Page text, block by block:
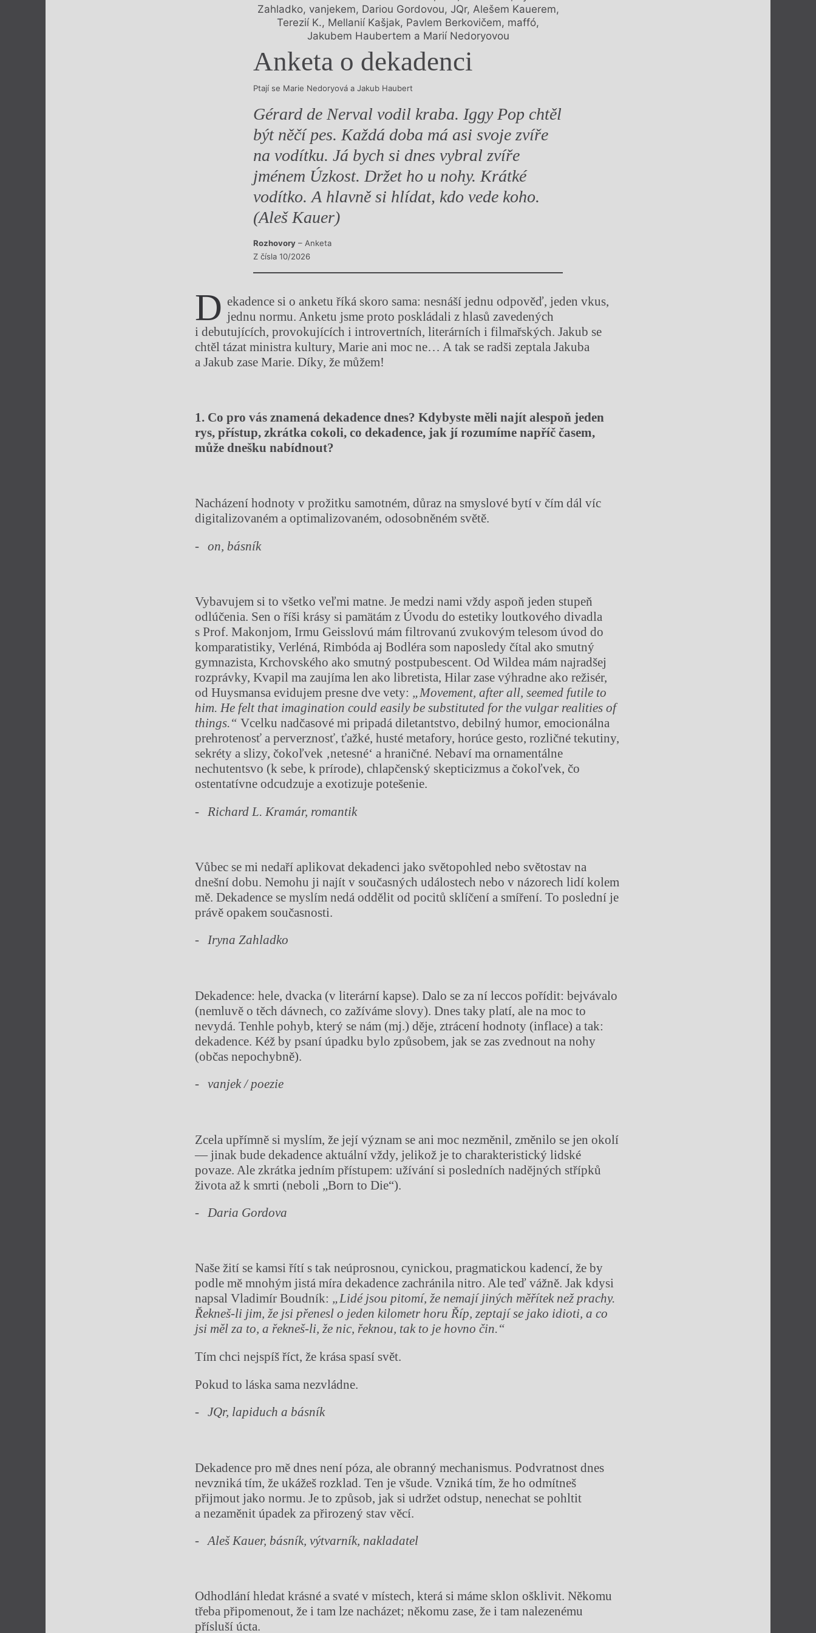
Zahladko, vanjekem, Dariou Gordovou, JQr, Alešem Kauerem,
Terezií K., Mellanií Kašjak, Pavlem Berkovičem, maffó,
Jakubem Haubertem a Marií Nedoryovou
Anketa o dekadenci
Ptají se Marie Nedoryová a Jakub Haubert
Gérard de Nerval vodil kraba. Iggy Pop chtěl
být něčí pes. Každá doba má asi svoje zvíře
na vodítku. Já bych si dnes vybral zvíře
jménem Úzkost. Držet ho u nohy. Krátké
vodítko. A hlavně si hlídat, kdo vede koho.
(Aleš Kauer)
Rozhovory – Anketa
Z čísla 10/2026
D ekadence si o anketu říká skoro sama: nesnáší jednu odpověď, jeden vkus,
jednu normu. Anketu jsme proto poskládali z hlasů zavedených
i debutujících, provokujících i introvertních, literárních i filmařských. Jakub se
chtěl tázat ministra kultury, Marie ani moc ne… A tak se radši zeptala Jakuba
a Jakub zase Marie. Díky, že můžem!
1. Co pro vás znamená dekadence dnes? Kdybyste měli najít alespoň jeden
rys, přístup, zkrátka cokoli, co dekadence, jak jí rozumíme napříč časem,
může dnešku nabídnout?
Nacházení hodnoty v prožitku samotném, důraz na smyslové bytí v čím dál víc
digitalizovaném a optimalizovaném, odosobněném světě.
on, básník
Vybavujem si to všetko veľmi matne. Je medzi nami vždy aspoň jeden stupeň
odlúčenia. Sen o říši krásy si pamätám z Úvodu do estetiky loutkového divadla
s Prof. Makonjom, Irmu Geisslovú mám filtrovanú zvukovým telesom úvod do
komparatistiky, Verléná, Rimbóda aj Bodléra som naposledy čítal ako smutný
gymnazista, Krchovského ako smutný postpubescent. Od Wildea mám najradšej
rozprávky, Kvapil ma zaujíma len ako libretista, Hilar zase výhradne ako režisér,
od Huysmansa evidujem presne dve vety: „Movement, after all, seemed futile to
him. He felt that imagination could easily be substituted for the vulgar realities of
things.“ Vcelku nadčasové mi pripadá diletantstvo, debilný humor, emocionálna
prehrotenosť a perverznosť, ťažké, husté metafory, horúce gesto, rozličné tekutiny,
sekréty a slizy, čokoľvek ‚netesné‘ a hraničné. Nebaví ma ornamentálne
nechutentsvo (k sebe, k prírode), chlapčenský skepticizmus a čokoľvek, čo
ostentatívne odcudzuje a exotizuje potešenie.
Richard L. Kramár, romantik
Vůbec se mi nedaří aplikovat dekadenci jako světopohled nebo světostav na
dnešní dobu. Nemohu ji najít v současných událostech nebo v názorech lidí kolem
mě. Dekadence se myslím nedá oddělit od pocitů sklíčení a smíření. To poslední je
právě opakem současnosti.
Iryna Zahladko
Dekadence: hele, dvacka (v literární kapse). Dalo se za ní leccos pořídit: bejvávalo
(nemluvě o těch dávnech, co zažíváme slovy). Dnes taky platí, ale na moc to
nevydá. Tenhle pohyb, který se nám (mj.) děje, ztrácení hodnoty (inflace) a tak:
dekadence. Kéž by psaní úpadku bylo způsobem, jak se zas zvednout na nohy
(občas nepochybně).
vanjek / poezie
Zcela upřímně si myslím, že její význam se ani moc nezměnil, změnilo se jen okolí
— jinak bude dekadence aktuální vždy, jelikož je to charakteristický lidské
povaze. Ale zkrátka jedním přístupem: užívání si posledních nadějných střípků
života až k smrti (neboli „Born to Die“).
Daria Gordova
Naše žití se kamsi řítí s tak neúprosnou, cynickou, pragmatickou kadencí, že by
podle mě mnohým jistá míra dekadence zachránila nitro. Ale teď vážně. Jak kdysi
napsal Vladimír Boudník: „Lidé jsou pitomí, že nemají jiných měřítek než prachy.
Řekneš-li jim, že jsi přenesl o jeden kilometr horu Říp, zeptají se jako idioti, a co
jsi měl za to, a řekneš-li, že nic, řeknou, tak to je hovno čin.“
Tím chci nejspíš říct, že krása spasí svět.
Pokud to láska sama nezvládne.
JQr, lapiduch a básník
Dekadence pro mě dnes není póza, ale obranný mechanismus. Podvratnost dnes
nevzniká tím, že ukážeš rozklad. Ten je všude. Vzniká tím, že ho odmítneš
přijmout jako normu. Je to způsob, jak si udržet odstup, nenechat se pohltit
a nezaměnit úpadek za přirozený stav věcí.
Aleš Kauer, básník, výtvarník, nakladatel
Odhodlání hledat krásné a svaté v místech, která si máme sklon ošklivit. Někomu
třeba připomenout, že i tam lze nacházet; někomu zase, že i tam nalezenému
přísluší úcta.